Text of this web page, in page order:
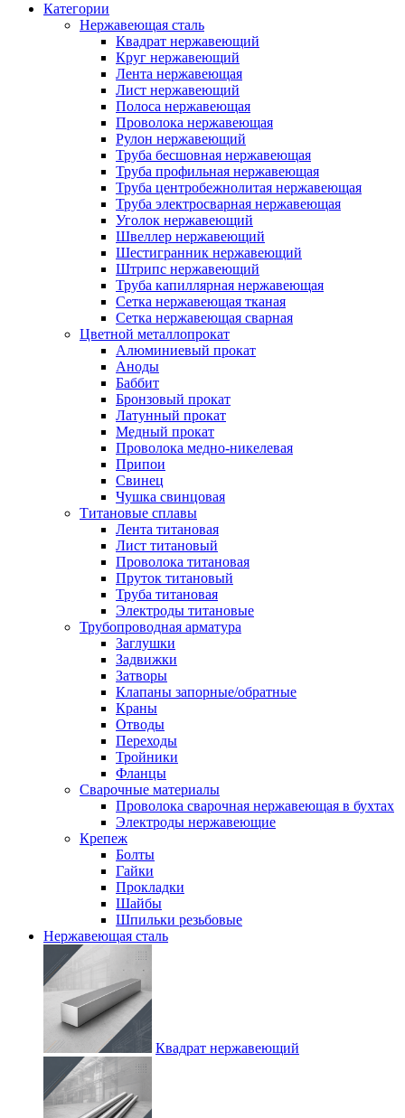
Категории
Нержавеющая сталь
Квадрат нержавеющий
Круг нержавеющий
Лента нержавеющая
Лист нержавеющий
Полоса нержавеющая
Проволока нержавеющая
Рулон нержавеющий
Труба бесшовная нержавеющая
Труба профильная нержавеющая
Труба центробежнолитая нержавеющая
Труба электросварная нержавеющая
Уголок нержавеющий
Швеллер нержавеющий
Шестигранник нержавеющий
Штрипс нержавеющий
Труба капиллярная нержавеющая
Сетка нержавеющая тканая
Сетка нержавеющая сварная
Цветной металлопрокат
Алюминиевый прокат
Аноды
Баббит
Бронзовый прокат
Латунный прокат
Медный прокат
Проволока медно-никелевая
Припои
Свинец
Чушка свинцовая
Титановые сплавы
Лента титановая
Лист титановый
Проволока титановая
Пруток титановый
Труба титановая
Электроды титановые
Трубопроводная арматура
Заглушки
Задвижки
Затворы
Клапаны запорные/обратные
Краны
Отводы
Переходы
Тройники
Фланцы
Сварочные материалы
Проволока сварочная нержавеющая в бухтах
Электроды нержавеющие
Крепеж
Болты
Гайки
Прокладки
Шайбы
Шпильки резьбовые
Нержавеющая сталь
Квадрат нержавеющий